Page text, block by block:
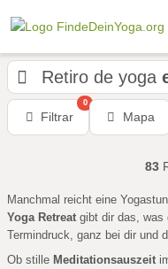
Retiro de yoga
Filtrar
0
Mapa
83
Manchmal reicht eine
Yoga Retreat gibt dir das, was
Termindruck, ganz bei dir und
Ob stille Meditationsauszeit